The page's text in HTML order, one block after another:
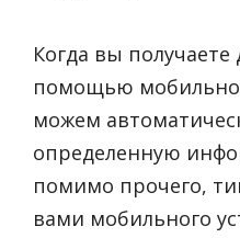
Когда вы получаете
помощью
можем
определенную
помимо прочего,
вами мобильного